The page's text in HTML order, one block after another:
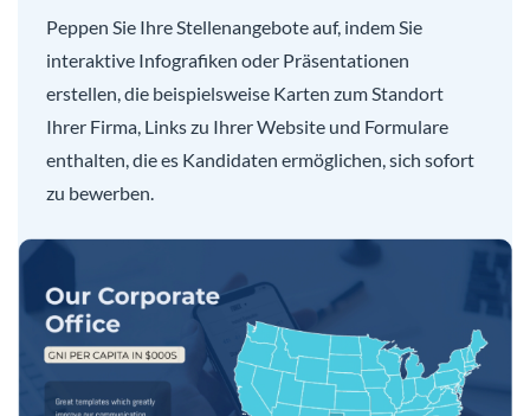
Peppen Sie Ihre Stellenangebote auf, indem Sie
interaktive Infografiken oder Präsentationen
erstellen, die beispielsweise Karten zum Standort
Ihrer Firma, Links zu Ihrer Website und Formulare
enthalten, die es Kandidaten ermöglichen, sich sofort
zu bewerben.